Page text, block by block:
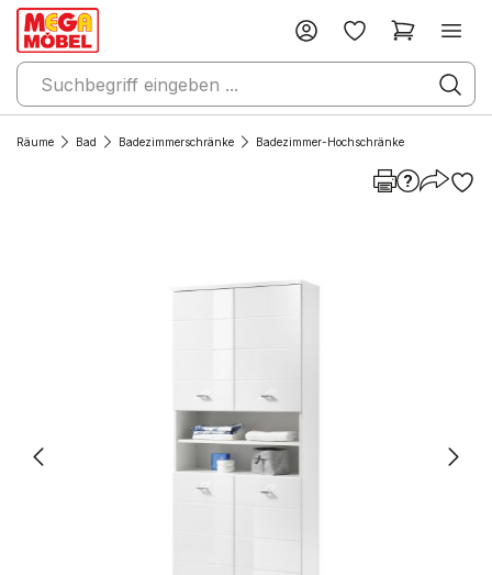
Räume Bad Badezimmerschränke Badezimmer-Hochschränke